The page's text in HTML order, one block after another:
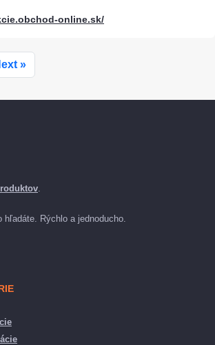
online.sk/
»
.
hľadáte. Rýchlo a jednoducho.